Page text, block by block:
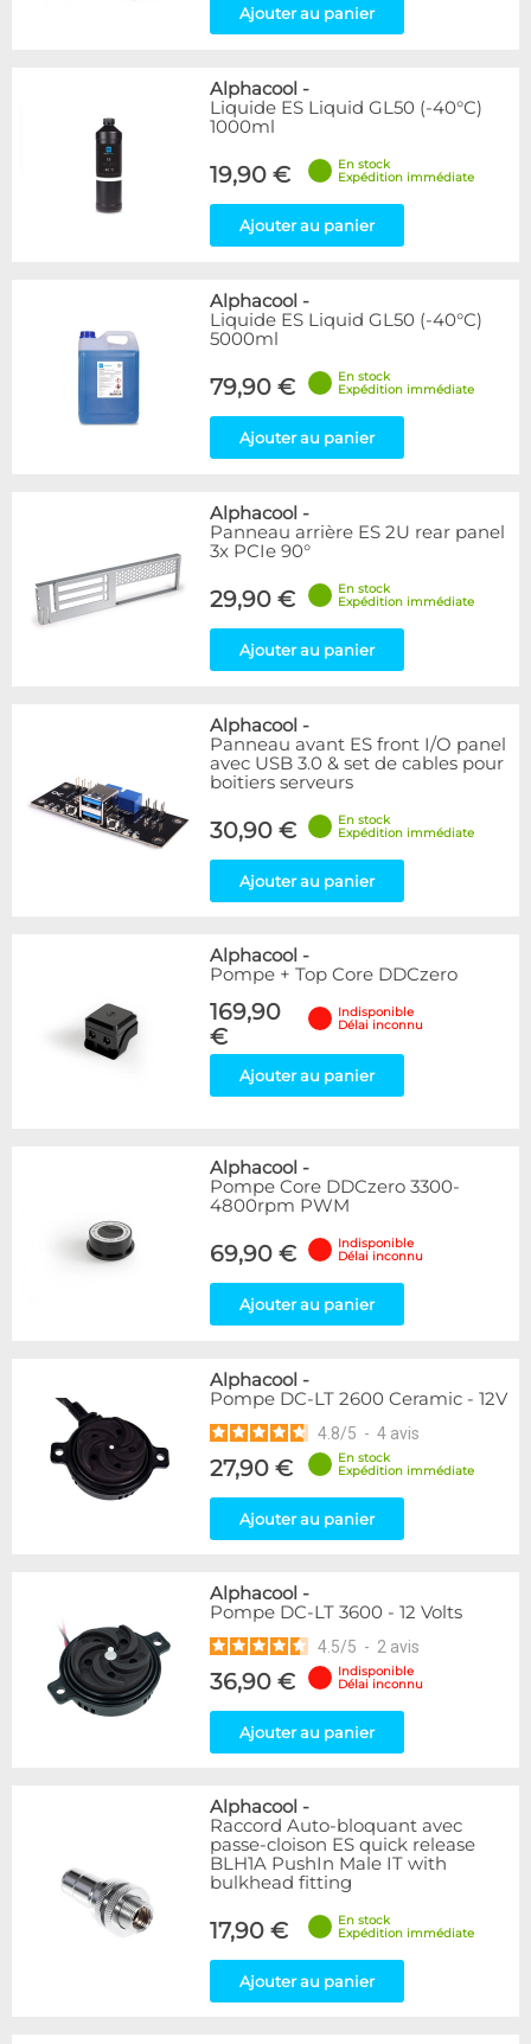
Ajouter au panier
Alphacool -
Liquide ES Liquid GL50 (-40°C)
1000ml
19,90 €
En stock
Expédition immédiate
Ajouter au panier
Alphacool -
Liquide ES Liquid GL50 (-40°C)
5000ml
79,90 €
En stock
Expédition immédiate
Ajouter au panier
Alphacool -
Panneau arrière ES 2U rear panel
3x PCIe 90°
29,90 €
En stock
Expédition immédiate
Ajouter au panier
Alphacool -
Panneau avant ES front I/O panel
avec USB 3.0 & set de cables pour
boitiers serveurs
30,90 €
En stock
Expédition immédiate
Ajouter au panier
Alphacool -
Pompe + Top Core DDCzero
169,90
€
Indisponible
Délai inconnu
Ajouter au panier
Alphacool -
Pompe Core DDCzero 3300-
4800rpm PWM
69,90 €
Indisponible
Délai inconnu
Ajouter au panier
Alphacool -
Pompe DC-LT 2600 Ceramic - 12V
4.8/5 - 4 avis
27,90 €
En stock
Expédition immédiate
Ajouter au panier
Alphacool -
Pompe DC-LT 3600 - 12 Volts
4.5/5 - 2 avis
36,90 €
Indisponible
Délai inconnu
Ajouter au panier
Alphacool -
Raccord Auto-bloquant avec
passe-cloison ES quick release
BLH1A PushIn Male IT with
bulkhead fitting
17,90 €
En stock
Expédition immédiate
Ajouter au panier